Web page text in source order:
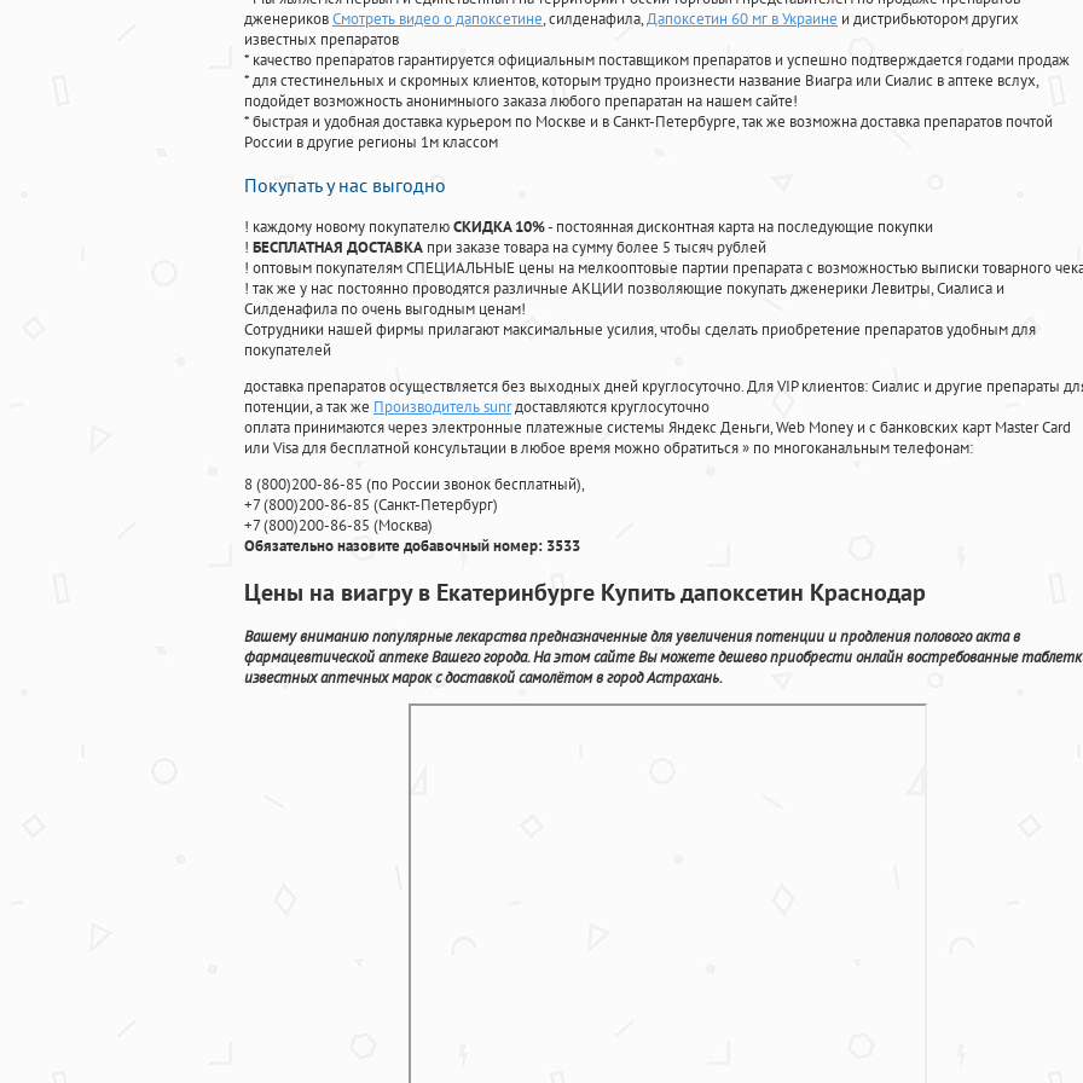
дженериковСмотреть видео о дапоксетине, силденафила,Дапоксетин 60 мг в Украине и дистрибьютором других
известных препаратов
* качество препаратов гарантируется официальным поставщиком препаратов и успешно подтверждается годами продаж
* для стестинельных и скромных клиентов, которым трудно произнести название Виагра или Сиалис в аптеке вслух,
подойдет возможность анонимныого заказа любого препаратан на нашем сайте!
* быстрая и удобная доставка курьером по Москве и в Санкт-Петербурге, так же возможна доставка препаратов почтой
России в другие регионы 1м классом
Покупать у нас выгодно
! каждому новому покупателюСКИДКА 10%- постоянная дисконтная карта на последующие покупки
! БЕСПЛАТНАЯ ДОСТАВКА при заказе товара на сумму более 5 тысяч рублей
! оптовым покупателям СПЕЦИАЛЬНЫЕ цены на мелкооптовые партии препарата с возможностью выписки товарного
! так же у нас постоянно проводятся различные АКЦИИ позволяющие покупать дженерики Левитры, Сиалиса и
Силденафила по очень выгодным ценам!
Cотрудники нашей фирмы прилагают максимальные усилия, чтобы сделать приобретение препаратов удобным для
покупателей
доставка препаратов осуществляется без выходных дней круглосуточно. Для VIP клиентов: Сиалис и другие препараты
потенции, а так же Производитель sunrдоставляются круглосуточно
оплата принимаются через электронные платежные системы Яндекс Деньги, Web Money и с банковских карт Master Card
или Visa для бесплатной консультации в любое время можно обратиться» по многоканальным телефонам:
8(800)200-86-85 (по России звонок бесплатный),
+7(800)200-86-85 (Санкт-Петербург)
+7(800)200-86-85 (Москва)
Обязательно назовите добавочный номер: 3533
Цены на виагру в Екатеринбурге Купить дапоксетин Краснодар
Вашему вниманию популярные лекарства предназначенные для увеличения потенции и продления полового акта в
фармацевтической аптеке Вашего города. На этом сайте Вы можете дешево приобрести онлайн востребованные
известных аптечных марок с доставкой самолётом в город Астрахань.